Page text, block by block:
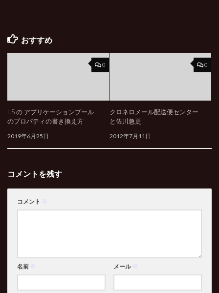
おすすめ
0
IIS の アプリケーションプール
のプロパティの書き換え方
2019年6月25日
0
クロネロメール配送便センター
と佐川急更
2012年7月11日
コメントを残す
コメント ※
名前 ※ メール ※